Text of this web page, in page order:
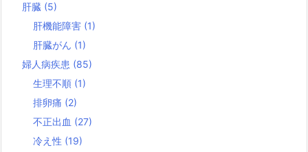
肝臓 (5)
肝機能障害 (1)
肝臓がん (1)
婦人病疾患 (85)
生理不順 (1)
排卵痛 (2)
不正出血 (27)
冷え性 (19)